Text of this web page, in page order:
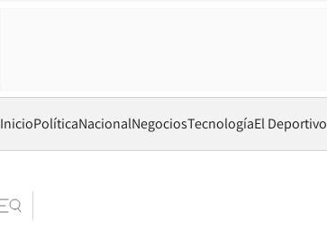
InicioPolíticaNacionalNegociosTecnologíaEl Deportivo